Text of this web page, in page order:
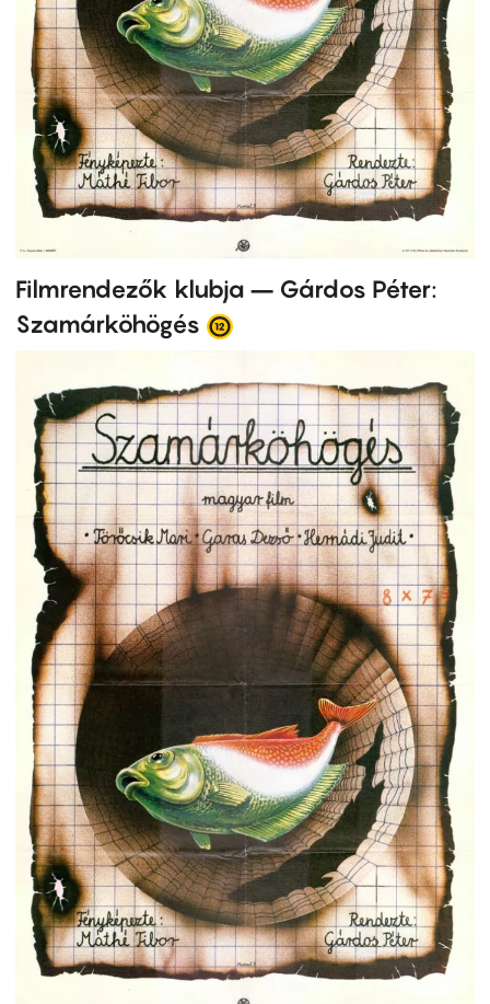
Filmrendezők klubja – Gárdos Péter:
Szamárköhögés